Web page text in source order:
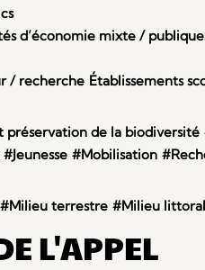
d’économie mixte /
/ recherche Établissements
de la biodiversité
#Jeunesse #Mobilisation
#Milieu terrestre #Milieu littoral
L'APPEL